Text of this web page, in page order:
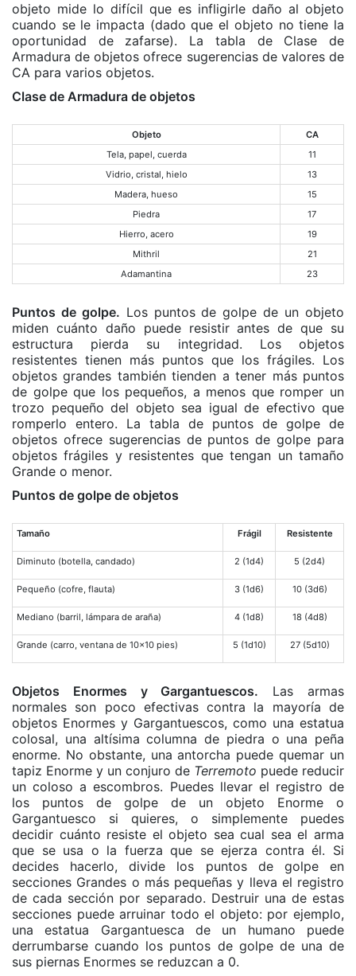
objeto mide lo difícil que es infligirle daño al objeto
cuando se le impacta (dado que el objeto no tiene la
oportunidad de zafarse). La tabla de Clase de
Armadura de objetos ofrece sugerencias de valores de
CA para varios objetos.
Clase de Armadura de objetos
Objeto
CA
Tela, papel, cuerda
11
Vidrio, cristal, hielo
13
Madera, hueso
15
Piedra
17
Hierro, acero
19
Mithril
21
Adamantina
23
Puntos de golpe. Los puntos de golpe de un objeto
miden cuánto daño puede resistir antes de que su
estructura pierda su integridad. Los objetos
resistentes tienen más puntos que los frágiles. Los
objetos grandes también tienden a tener más puntos
de golpe que los pequeños, a menos que romper un
trozo pequeño del objeto sea igual de efectivo que
romperlo entero. La tabla de puntos de golpe de
objetos ofrece sugerencias de puntos de golpe para
objetos frágiles y resistentes que tengan un tamaño
Grande o menor.
Puntos de golpe de objetos
Tamaño Frágil Resistente
Diminuto (botella, candado) 2 (1d4) 5 (2d4)
Pequeño (cofre, flauta) 3 (1d6) 10 (3d6)
Mediano (barril, lámpara de araña) 4 (1d8) 18 (4d8)
Grande (carro, ventana de 10×10 pies) 5 (1d10) 27 (5d10)
Objetos Enormes y Gargantuescos. Las armas
normales son poco efectivas contra la mayoría de
objetos Enormes y Gargantuescos, como una estatua
colosal, una altísima columna de piedra o una peña
enorme. No obstante, una antorcha puede quemar un
tapiz Enorme y un conjuro de Terremoto puede reducir
un coloso a escombros. Puedes llevar el registro de
los puntos de golpe de un objeto Enorme o
Gargantuesco si quieres, o simplemente puedes
decidir cuánto resiste el objeto sea cual sea el arma
que se usa o la fuerza que se ejerza contra él. Si
decides hacerlo, divide los puntos de golpe en
secciones Grandes o más pequeñas y lleva el registro
de cada sección por separado. Destruir una de estas
secciones puede arruinar todo el objeto: por ejemplo,
una estatua Gargantuesca de un humano puede
derrumbarse cuando los puntos de golpe de una de
sus piernas Enormes se reduzcan a 0.